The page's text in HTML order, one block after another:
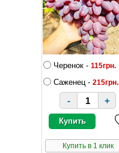
Черенок - 115грн.
Саженец - 215грн.
- +
Купить в 1 клик